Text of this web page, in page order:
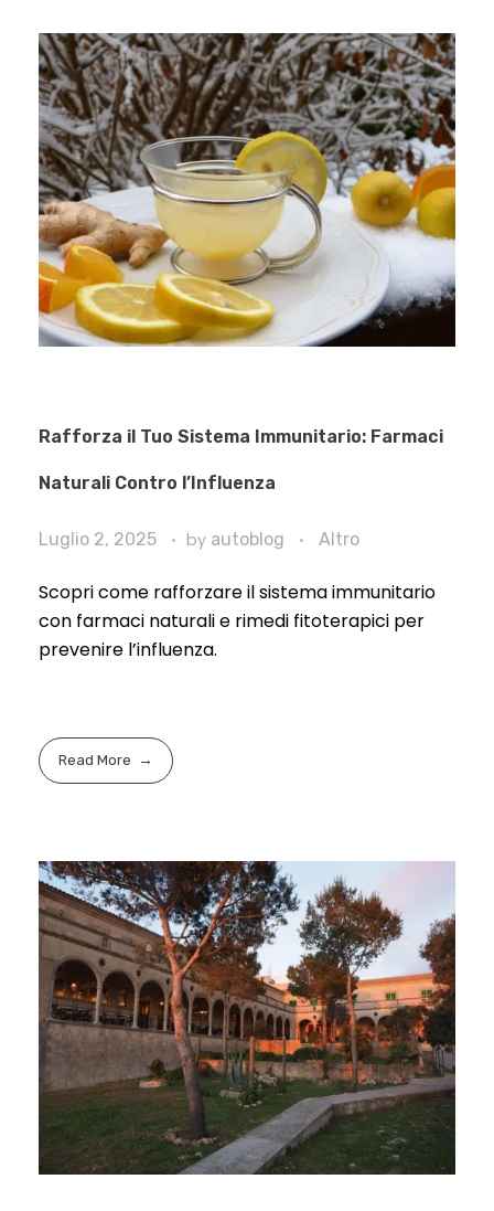
Rafforza il Tuo Sistema Immunitario: Farmaci
Naturali Contro l’Influenza
Luglio 2, 2025 by autoblog Altro
Scopri come rafforzare il sistema immunitario
con farmaci naturali e rimedi fitoterapici per
prevenire l’influenza.
Read More